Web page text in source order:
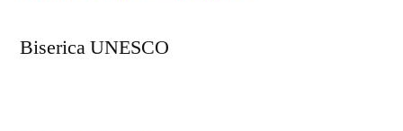
Biserica UNESCO